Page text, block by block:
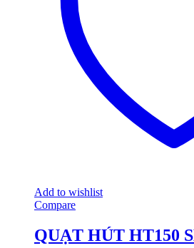
Add to wishlist
Compare
QUẠT HÚT HT150